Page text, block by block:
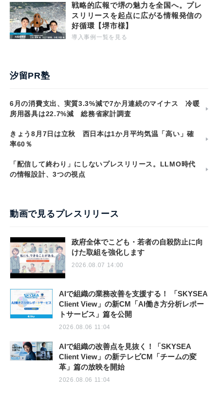
戦略的広報で堺の魅力を全国へ。プレ
スリリースを起点に広がる情報発信の
好循環【堺市様】
導入事例一覧を見る
汐留PR塾
6月の消費支出、実質3.3%減で7か月連続のマイナス 冷暖
房用器具は22.7%減 総務省家計調査
きょう8月7日は立秋 西日本は1か月平均気温「高い」確
率60％
「配信して終わり」にしないプレスリリース。LLMO時代
の情報設計、3つの視点
動画で見るプレスリリース
政府全体でこども・若者の自殺防止に向
けた取組を強化します
2026.08.07 14:00
AIで組織の業務改善を支援する！ 「SKYSEA
Client View」の新CM「AI働き方分析レポー
トサービス」篇を公開
2026.08.06 11:04
AIで組織の改善点を見抜く！「SKYSEA
Client View」の新テレビCM「チームの変
革」篇の放映を開始
2026.08.06 11:04